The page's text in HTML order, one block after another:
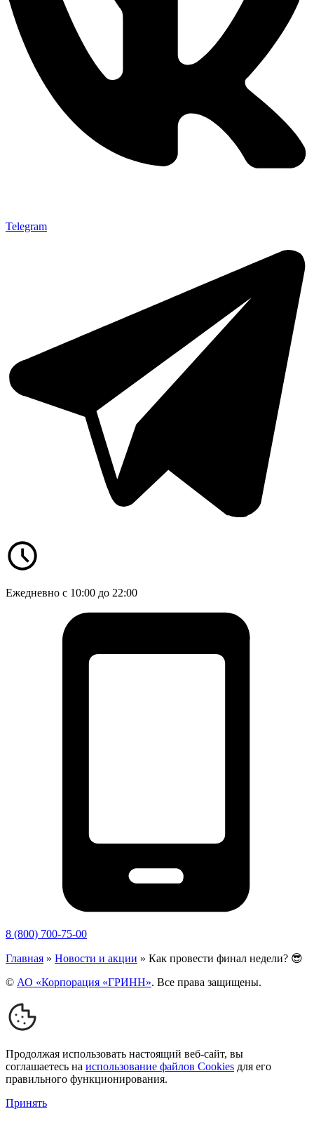
Telegram
Ежедневно с 10:00 до 22:00
8 (800) 700-75-00
Главная » Новости и акции » Как провести финал недели? 😎
© АО «Корпорация «ГРИНН». Все права защищены.
Продолжая использовать настоящий веб-сайт, вы
соглашаетесь на использование файлов Cookies для его
правильного функционирования.
Принять